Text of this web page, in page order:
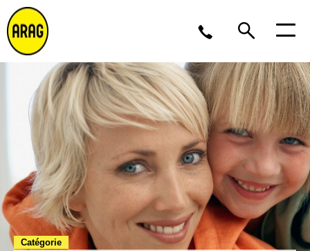
Lu/Je 9 – 17, Ve 9 -16
02 643 12 11
Catégorie